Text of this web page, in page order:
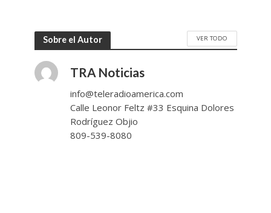
Sobre el Autor VER TODO
TRA Noticias
info@teleradioamerica.com
Calle Leonor Feltz #33 Esquina Dolores
Rodríguez Objio
809-539-8080